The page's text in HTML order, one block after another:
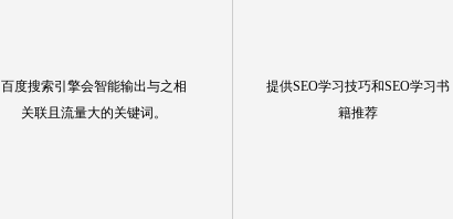
百度搜索引擎会智能输出与之相
关联且流量大的关键词。
提供SEO学习技巧和SEO学习书
籍推荐